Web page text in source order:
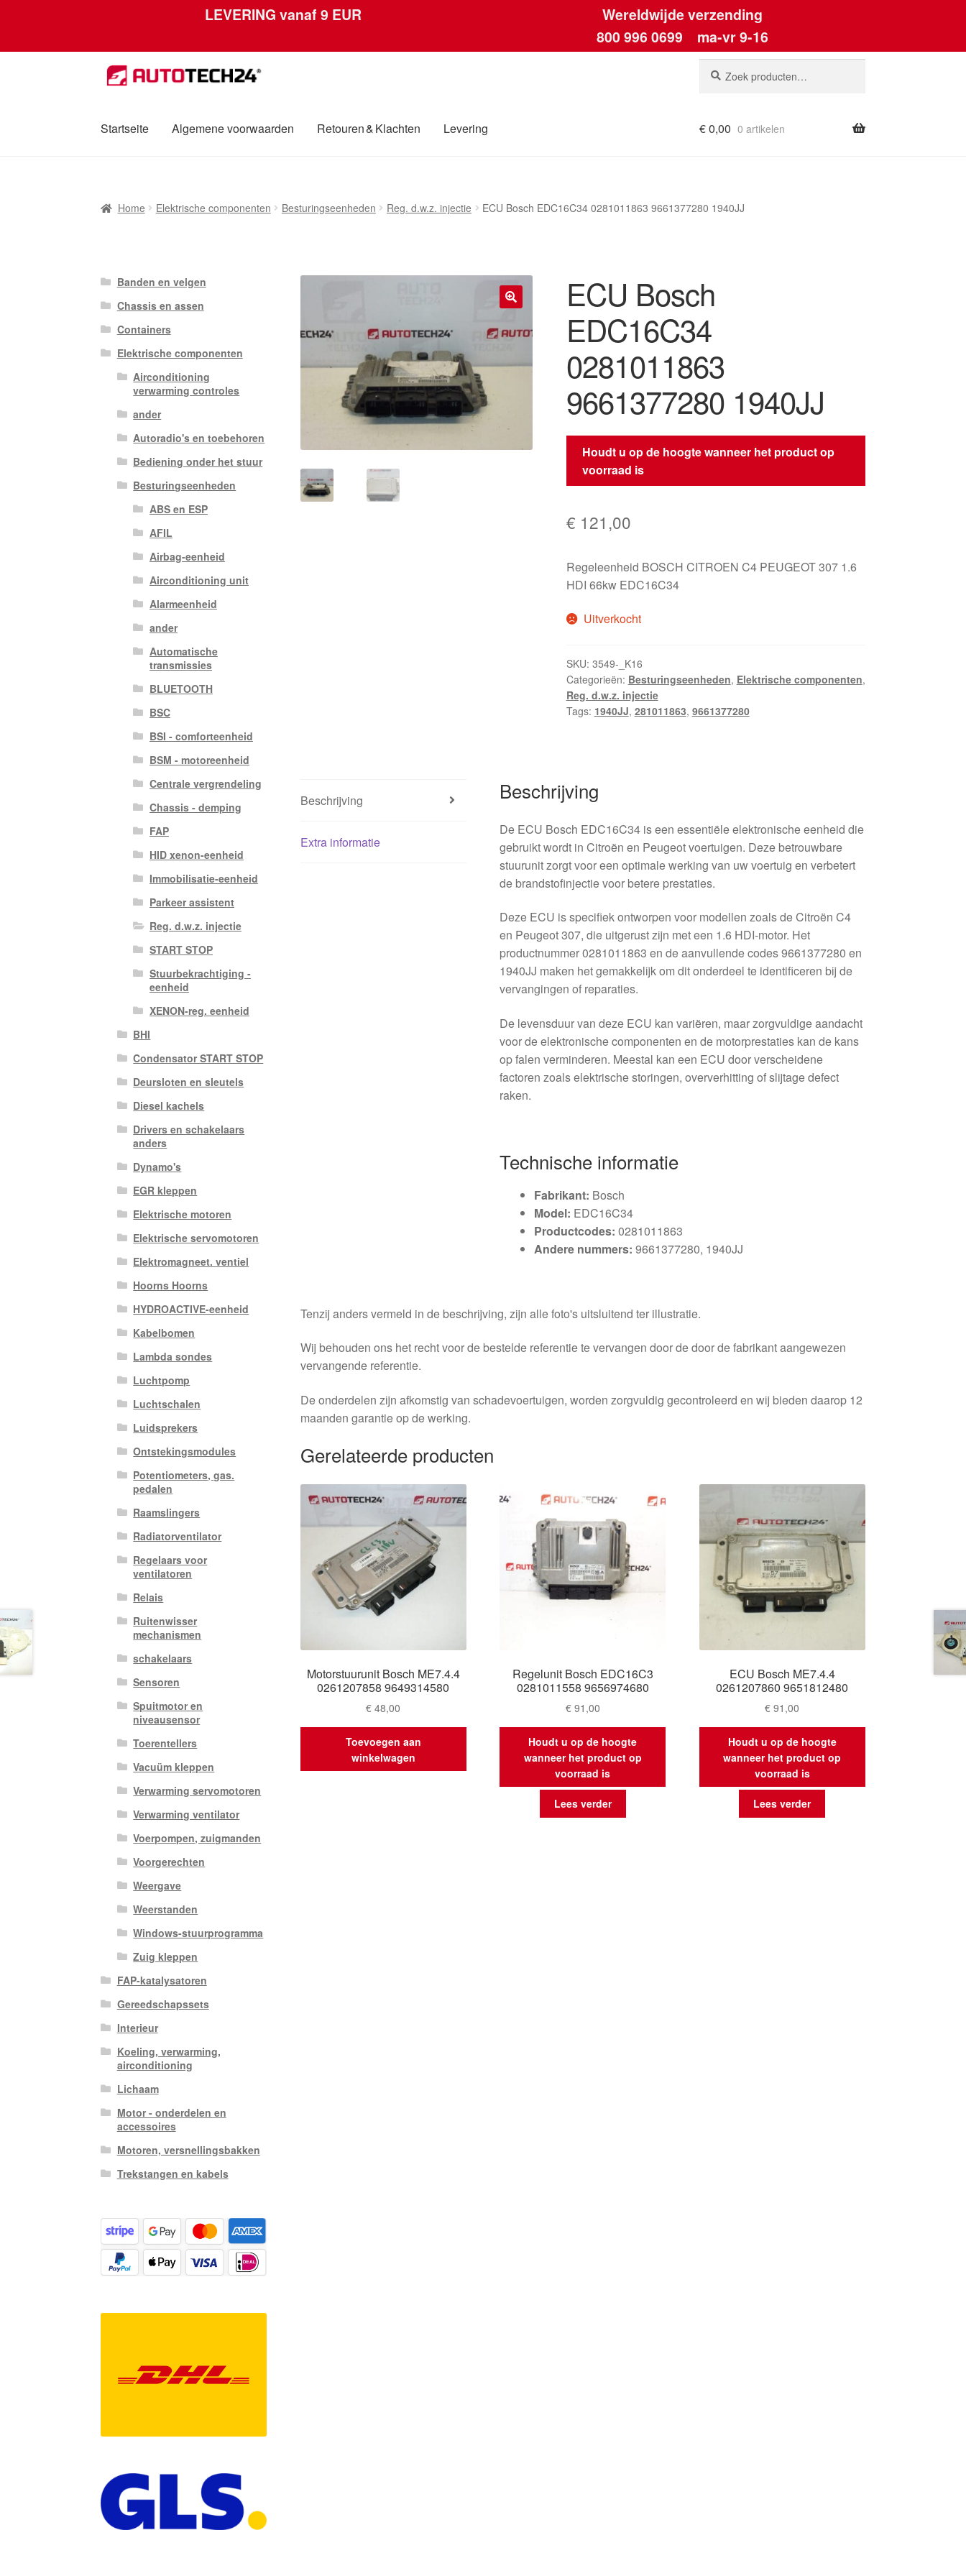
LEVERING vanaf 9 EUR
Wereldwijde verzending
800 996 0699 ma-vr 9-16
Ga
door
navigatie
Ga
naar
inhoud
naar:
Startseite Algemene voorwaarden Retouren & Klachten Levering
Over ons PrivacybeleidWereldwijde verzendingWinkelwagen
€0,00 0 artikelen
Home Elektrische componenten Besturingseenheden Reg. d.w.z. injectie ECU Bosch EDC16C34 0281011863 9661377280 1940JJ
ECU Bosch
EDC16C34
0281011863
9661377280 1940JJ
Houdt u op de hoogte wanneer het product op
voorraad is
€ 121,00
Regeleenheid BOSCH CITROEN C4 PEUGEOT 307 1.6
HDI 66kw EDC16C34
Uitverkocht
SKU: 3549-_K16
Categorieën: Besturingseenheden, Elektrische componenten,
Reg. d.w.z. injectie
Tags: 1940JJ, 281011863, 9661377280
Beschrijving
Extra informatie
Beschrijving
De ECU Bosch EDC16C34 is een essentiële elektronische eenheid die
gebruikt wordt in Citroën en Peugeot voertuigen. Deze betrouwbare
stuurunit zorgt voor een optimale werking van uw voertuig en verbetert
de brandstofinjectie voor betere prestaties.
Deze ECU is specifiek ontworpen voor modellen zoals de Citroën C4
en Peugeot 307, die uitgerust zijn met een 1.6 HDI-motor. Het
productnummer 0281011863 en de aanvullende codes 9661377280 en
1940JJ maken het gemakkelijk om dit onderdeel te identificeren bij de
vervangingen of reparaties.
De levensduur van deze ECU kan variëren, maar zorgvuldige aandacht
voor de elektronische componenten en de motorprestaties kan de kans
op falen verminderen. Meestal kan een ECU door verscheidene
factoren zoals elektrische storingen, oververhitting of slijtage defect
raken.
Technische informatie
Fabrikant: Bosch
Model: EDC16C34
Productcodes: 0281011863
Andere nummers: 9661377280, 1940JJ
Tenzij anders vermeld in de beschrijving, zijn alle foto's uitsluitend ter illustratie.
Wij behouden ons het recht voor de bestelde referentie te vervangen door de door de fabrikant aangewezen
vervangende referentie.
De onderdelen zijn afkomstig van schadevoertuigen, worden zorgvuldig gecontroleerd en wij bieden daarop 12
maanden garantie op de werking.
Gerelateerde producten
Motorstuurunit Bosch ME7.4.4
0261207858 9649314580
€ 48,00
Toevoegen aan
winkelwagen
Regelunit Bosch EDC16C3
0281011558 9656974680
€91,00
Houdt u op de hoogte
wanneer het product op
voorraad is
Lees verder
ECU Bosch ME7.4.4
0261207860 9651812480
€ 91,00
Houdt u op de hoogte
wanneer het product op
voorraad is
Lees verder
Banden en velgen
Chassis en assen
Containers
Elektrische componenten
Airconditioning
verwarming controles
ander
Autoradio's en toebehoren
Bediening onder het stuur
Besturingseenheden
ABS en ESP
AFIL
Airbag-eenheid
Airconditioning unit
Alarmeenheid
ander
Automatische
transmissies
BLUETOOTH
BSC
BSI - comforteenheid
BSM - motoreenheid
Centrale vergrendeling
Chassis - demping
FAP
HID xenon-eenheid
Immobilisatie-eenheid
Parkeer assistent
Reg. d.w.z. injectie
START STOP
Stuurbekrachtiging -
eenheid
XENON-reg. eenheid
BHI
Condensator START STOP
Deursloten en sleutels
Diesel kachels
Drivers en schakelaars
anders
Dynamo's
EGR kleppen
Elektrische motoren
Elektrische servomotoren
Elektromagneet. ventiel
Hoorns Hoorns
HYDROACTIVE-eenheid
Kabelbomen
Lambda sondes
Luchtpomp
Luchtschalen
Luidsprekers
Ontstekingsmodules
Potentiometers, gas.
pedalen
Raamslingers
Radiatorventilator
Regelaars voor
ventilatoren
Relais
Ruitenwisser
mechanismen
schakelaars
Sensoren
Spuitmotor en
niveausensor
Toerentellers
Vacuüm kleppen
Verwarming servomotoren
Verwarming ventilator
Voerpompen, zuigmanden
Voorgerechten
Weergave
Weerstanden
Windows-stuurprogramma
Zuig kleppen
FAP-katalysatoren
Gereedschapssets
Interieur
Koeling, verwarming,
airconditioning
Lichaam
Motor - onderdelen en
accessoires
Motoren, versnellingsbakken
Trekstangen en kabels